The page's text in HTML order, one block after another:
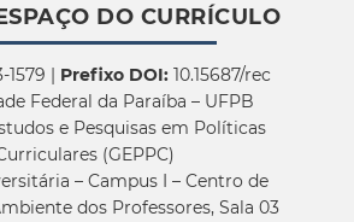
DO CURRÍCULO
1579 | Prefixo DOI:10.15687/rec
Federal da Paraíba – UFPB
e Pesquisas em Políticas
(GEPPC)
– Campus I – Centro de
dos Professores, Sala 03